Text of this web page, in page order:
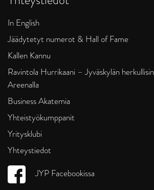
In English
Jäädytetyt numerot & Hall of Fame
Kallen Kannu
Ravintola Hurrikaani – Jyväskylän herkullisin
Areenalla
Business Akatemia
Yhteistyökumppanit
Yritysklubi
Yhteystiedot
JYP Facebookissa